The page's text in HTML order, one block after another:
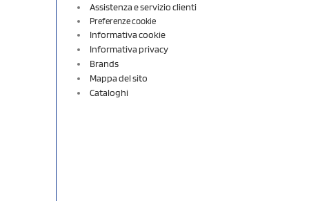
Assistenza e servizio clienti
Preferenze cookie
Informativa cookie
Informativa privacy
Brands
Mappa del sito
Cataloghi